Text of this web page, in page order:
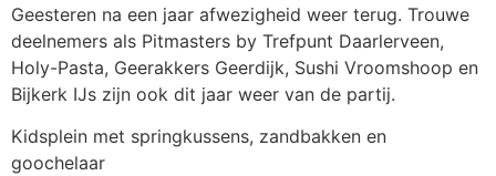
Geesteren na een jaar afwezigheid weer terug. Trouwe
deelnemers als Pitmasters by Trefpunt Daarlerveen,
Holy-Pasta, Geerakkers Geerdijk, Sushi Vroomshoop en
Bijkerk IJs zijn ook dit jaar weer van de partij.
Kidsplein met springkussens, zandbakken en
goochelaar